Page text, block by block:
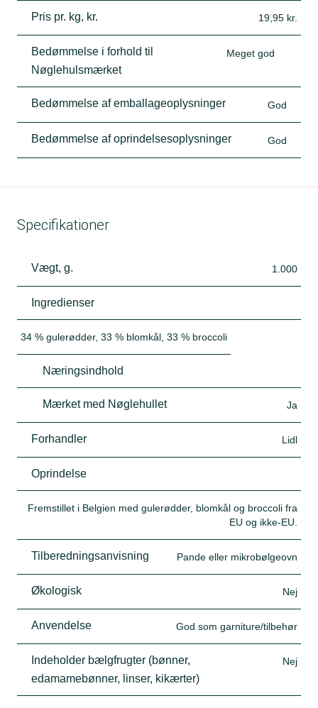
Pris pr. kg, kr. 19,95 kr.
Bedømmelse i forhold til
Nøglehulsmærket
Meget god
Bedømmelse af emballageoplysninger God
Bedømmelse af oprindelsesoplysninger God
Specifikationer
Vægt, g. 1.000
Ingredienser
34 % gulerødder, 33 % blomkål, 33 % broccoli
Næringsindhold
Mærket med Nøglehullet Ja
Forhandler Lidl
Oprindelse
Fremstillet i Belgien med gulerødder, blomkål og broccoli fra
EU og ikke-EU.
Tilberedningsanvisning Pande eller mikrobølgeovn
Økologisk Nej
Anvendelse God som garniture/tilbehør
Indeholder bælgfrugter (bønner,
edamamebønner, linser, kikærter)
Nej